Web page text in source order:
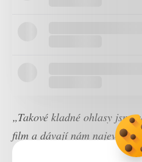
„Takové kladné ohlasy
film a dávají nám najevo, že
a zpracování vydali